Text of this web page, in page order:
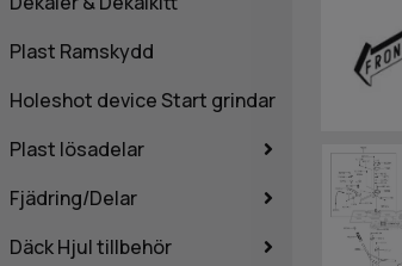
Plast Ramskydd
Holeshot device Start grindar
Plast lösadelar
Fjädring/Delar
Däck Hjul tillbehör